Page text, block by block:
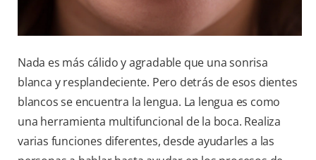
Nada es más cálido y agradable que una sonrisa
blanca y resplandeciente. Pero detrás de esos dientes
blancos se encuentra la lengua. La lengua es como
una herramienta multifuncional de la boca. Realiza
varias funciones diferentes, desde ayudarles a las